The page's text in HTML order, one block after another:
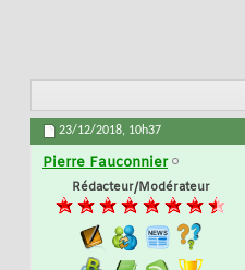
23/12/2018, 10h37
Pierre Fauconnier
Rédacteur/Modérateur